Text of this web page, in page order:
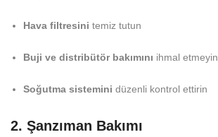
Hava filtresini temiz tutun
Buji ve distribütör bakımını ihmal etmeyin
Soğutma sistemini düzenli kontrol ettirin
2. Şanzıman Bakımı